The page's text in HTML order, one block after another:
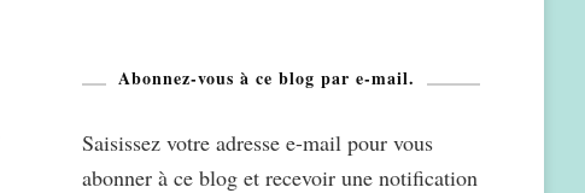
Abonnez-vous à ce blog par e-mail.
Saisissez votre adresse e-mail pour vous
abonner à ce blog et recevoir une notification